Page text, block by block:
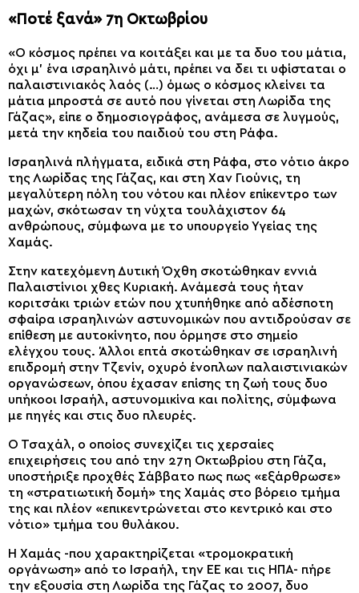
«Ποτέ ξανά» 7η Οκτωβρίου
«Ο κόσμος πρέπει να κοιτάξει και με τα δυο του μάτια,
όχι μ’ ένα ισραηλινό μάτι, πρέπει να δει τι υφίσταται ο
παλαιστινιακός λαός (…) όμως ο κόσμος κλείνει τα
μάτια μπροστά σε αυτό που γίνεται στη Λωρίδα της
Γάζας», είπε ο δημοσιογράφος, ανάμεσα σε λυγμούς,
μετά την κηδεία του παιδιού του στη Ράφα.
Ισραηλινά πλήγματα, ειδικά στη Ράφα, στο νότιο άκρο
της Λωρίδας της Γάζας, και στη Χαν Γιούνις, τη
μεγαλύτερη πόλη του νότου και πλέον επίκεντρο των
μαχών, σκότωσαν τη νύχτα τουλάχιστον 64
ανθρώπους, σύμφωνα με το υπουργείο Υγείας της
Χαμάς.
Στην κατεχόμενη Δυτική Όχθη σκοτώθηκαν εννιά
Παλαιστίνιοι χθες Κυριακή. Ανάμεσά τους ήταν
κοριτσάκι τριών ετών που χτυπήθηκε από αδέσποτη
σφαίρα ισραηλινών αστυνομικών που αντιδρούσαν σε
επίθεση με αυτοκίνητο, που όρμησε στο σημείο
ελέγχου τους. Άλλοι επτά σκοτώθηκαν σε ισραηλινή
επιδρομή στην Τζενίν, οχυρό ένοπλων παλαιστινιακών
οργανώσεων, όπου έχασαν επίσης τη ζωή τους δυο
υπήκοοι Ισραήλ, αστυνομικίνα και πολίτης, σύμφωνα
με πηγές και στις δυο πλευρές.
Ο Τσαχάλ, ο οποίος συνεχίζει τις χερσαίες
επιχειρήσεις του από την 27η Οκτωβρίου στη Γάζα,
υποστήριξε προχθές Σάββατο πως πως «εξάρθρωσε»
τη «στρατιωτική δομή» της Χαμάς στο βόρειο τμήμα
της και πλέον «επικεντρώνεται στο κεντρικό και στο
νότιο» τμήμα του θυλάκου.
Η Χαμάς -που χαρακτηρίζεται «τρομοκρατική
οργάνωση» από το Ισραήλ, την ΕΕ και τις ΗΠΑ- πήρε
την εξουσία στη Λωρίδα της Γάζας το 2007, δυο